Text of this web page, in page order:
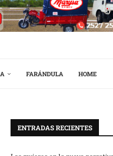
FARÁNDULA HOME
ENTRADAS RECIENTES